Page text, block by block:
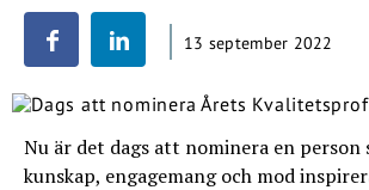
13 september 2022
Nu är det dags att nominera en person
kunskap, engagemang och mod